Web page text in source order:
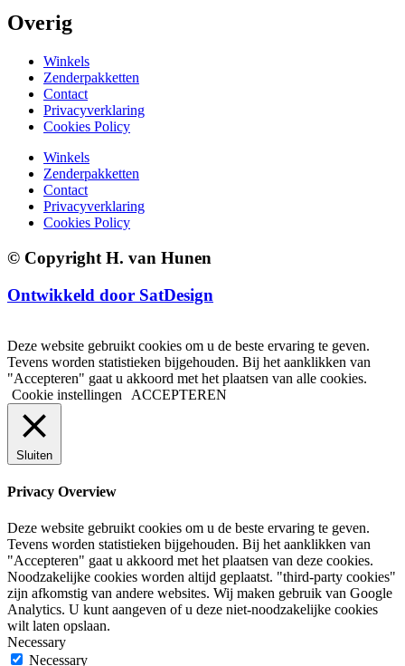
Overig
Winkels
Zenderpakketten
Contact
Privacyverklaring
Cookies Policy
Winkels
Zenderpakketten
Contact
Privacyverklaring
Cookies Policy
© Copyright H. van Hunen
Ontwikkeld door SatDesign
Deze website gebruikt cookies om u de beste ervaring te geven.
Tevens worden statistieken bijgehouden. Bij het aanklikken van
"Accepteren" gaat u akkoord met het plaatsen van alle cookies.
Cookie instellingen
ACCEPTEREN
Sluiten
Privacy Overview
Deze website gebruikt cookies om u de beste ervaring te geven.
Tevens worden statistieken bijgehouden. Bij het aanklikken van
"Accepteren" gaat u akkoord met het plaatsen van deze cookies.
Noodzakelijke cookies worden altijd geplaatst. "third-party cookies"
zijn afkomstig van andere websites. Wij maken gebruik van Google
Analytics. U kunt aangeven of u deze niet-noodzakelijke cookies
wilt laten opslaan.
Necessary
Necessary